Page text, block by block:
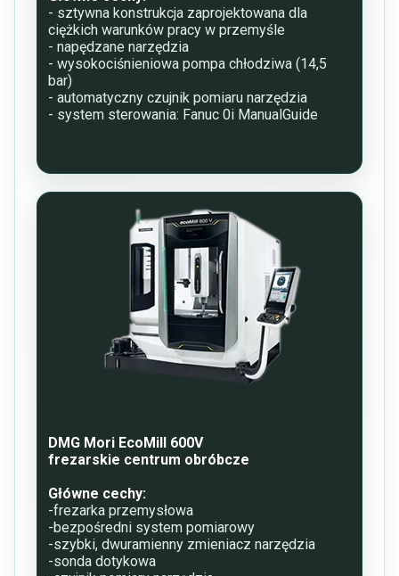
- sztywna konstrukcja zaprojektowana dla
ciężkich warunków pracy w przemyśle
- napędzane narzędzia
- wysokociśnieniowa pompa chłodziwa (14,5
bar)
- automatyczny czujnik pomiaru narzędzia
- system sterowania: Fanuc 0i ManualGuide
DMG Mori EcoMill 600V
frezarskie centrum obróbcze
Główne cechy:
-frezarka przemysłowa
-bezpośredni system pomiarowy
-szybki, dwuramienny zmieniacz narzędzia
-sonda dotykowa